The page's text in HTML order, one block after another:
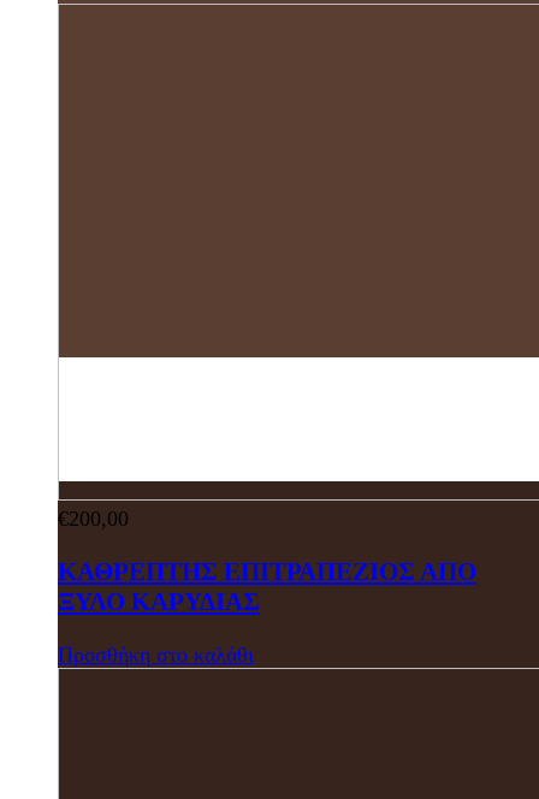
€200,00
ΚΑΘΡΕΠΤΗΣ ΕΠΙΤΡΑΠΕΖΙΟΣ ΑΠΟ
ΞΥΛΟ ΚΑΡΥΔΙΑΣ
Προσθήκη στο καλάθι